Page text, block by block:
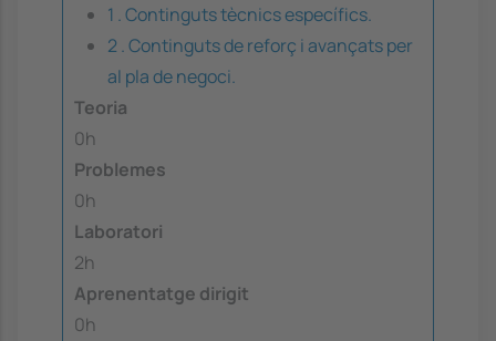
1 . Continguts tècnics específics.
2 . Continguts de reforç i avançats per
al pla de negoci.
Teoria
0h
Problemes
0h
Laboratori
2h
Aprenentatge dirigit
0h